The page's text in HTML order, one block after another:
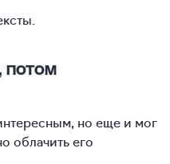
потом
но еще и мог
облачить его